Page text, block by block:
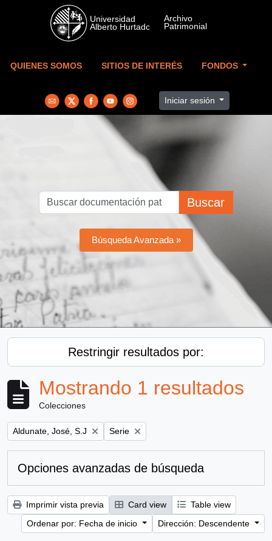
Skip to main content
QUIENES SOMOS SITIOS DE INTERÉS FONDOS
Iniciar sesión
Buscar
Búsqueda Avanzada »
Restringir resultados por:
Mostrando 1 resultados
Colecciones
Remove filter:
Aldunate, José, S.J Remove filter:
Serie
Opciones avanzadas de búsqueda
Imprimir vista previa Card view
Table view
Ordenar por: Fecha de inicio
Dirección: Descendente